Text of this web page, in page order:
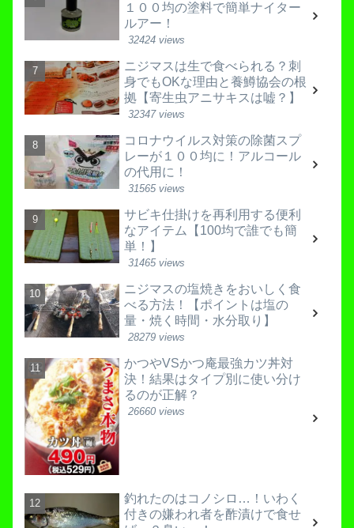
１００均の塗料で簡単ナイター
ルアー！
32424 views
ニジマスは生で食べられる？刺
身でもOKな理由と養鱒協会の根
拠【寄生虫アニサキスは嘘？】
32347 views
コロナウイルス対策の除菌スプ
レーが１００均に！アルコール
の代用に！
31565 views
サビキ仕掛けを再利用する便利
なアイテム【100均で誰でも簡
単！】
31465 views
ニジマスの塩焼きをおいしく食
べる方法！【ポイントは塩の
量・焼く時間・水分取り】
28279 views
かつやVSかつ庵最強カツ丼対
決！結果はタイプ別に使い分け
るのが正解？
26660 views
釣れたのはコノシロ…！いわく
付きの嫌われ者を酢漬けで食せ